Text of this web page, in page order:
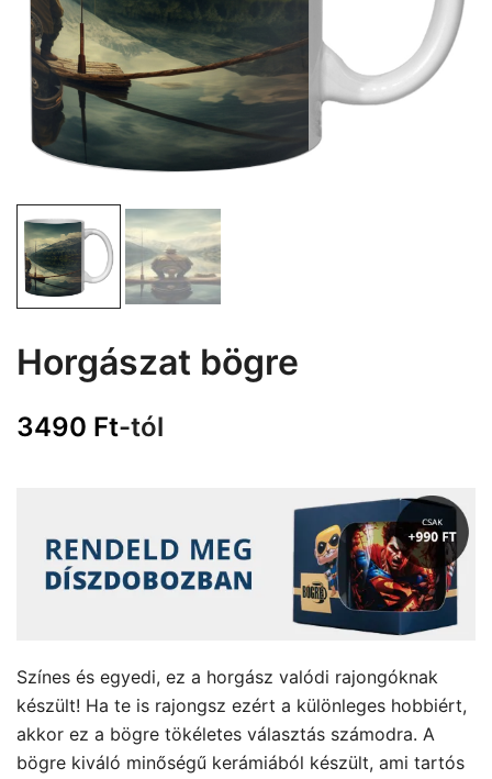
Horgászat bögre
3490 Ft-tól
Színes és egyedi, ez a horgász valódi rajongóknak
készült! Ha te is rajongsz ezért a különleges hobbiért,
akkor ez a bögre tökéletes választás számodra. A
bögre kiváló minőségű kerámiából készült, ami tartós